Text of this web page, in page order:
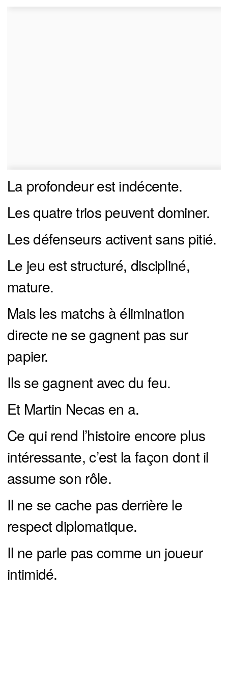
La profondeur est indécente.
Les quatre trios peuvent dominer.
Les défenseurs activent sans pitié.
Le jeu est structuré, discipliné,
mature.
Mais les matchs à élimination
directe ne se gagnent pas sur
papier.
Ils se gagnent avec du feu.
Et Martin Necas en a.
Ce qui rend l’histoire encore plus
intéressante, c’est la façon dont il
assume son rôle.
Il ne se cache pas derrière le
respect diplomatique.
Il ne parle pas comme un joueur
intimidé.